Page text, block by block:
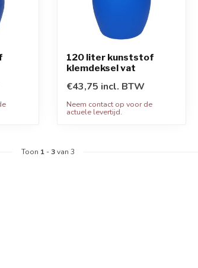
120 liter kunststof
klemdeksel vat
€43,75 incl. BTW
Neem contact op voor de
actuele levertijd.
Toon 1 -3van 3